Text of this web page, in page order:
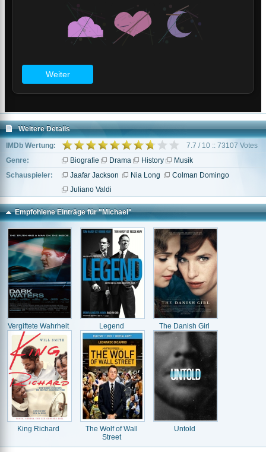
Weitere Details
IMDb Wertung:
7.7 / 10 :: 73107 Votes
Genre:
Biografie Drama History
Musik
Schauspieler:
Jaafar Jackson Nia Long
Colman Domingo
Juliano Valdi
Empfohlene Einträge für "Michael"
Vergiftete Wahrheit Legend The Danish Girl
King Richard
The Wolf of Wall
Street
Untold